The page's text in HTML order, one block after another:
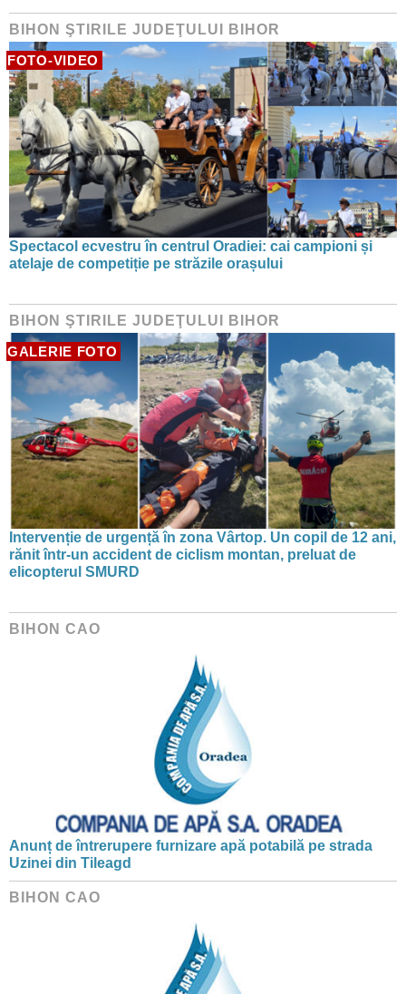
BIHON ŞTIRILE JUDEŢULUI BIHOR
FOTO-VIDEO
Spectacol ecvestru în centrul Oradiei: cai campioni și
atelaje de competiție pe străzile orașului
BIHON ŞTIRILE JUDEŢULUI BIHOR
GALERIE FOTO
Intervenție de urgență în zona Vârtop. Un copil de 12 ani,
rănit într-un accident de ciclism montan, preluat de
elicopterul SMURD
BIHON CAO
Anunț de întrerupere furnizare apă potabilă pe strada
Uzinei din Tileagd
BIHON CAO